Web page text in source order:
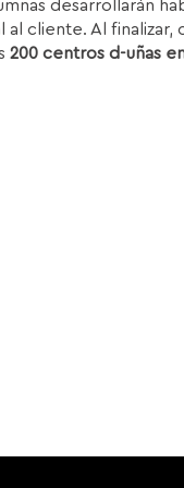
desarrollarán
cliente. Al
200 centros d-uñas